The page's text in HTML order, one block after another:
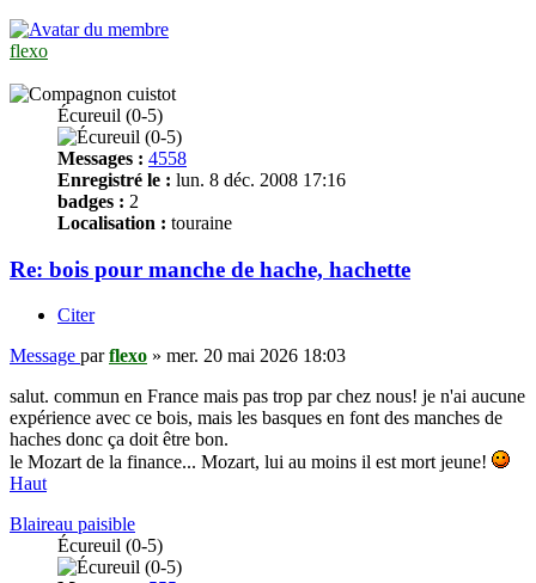
flexo
Écureuil (0-5)
Messages : 4558
Enregistré le : lun. 8 déc. 2008 17:16
badges : 2
Localisation : touraine
Re: bois pour manche de hache, hachette
Citer
Message parflexo » mer. 20 mai 2026 18:03
salut. commun en France mais pas trop par chez nous! je n'ai aucune
expérience avec ce bois, mais les basques en font des manches de
haches donc ça doit être bon.
le Mozart de la finance... Mozart, lui au moins il est mort jeune!
Haut
Blaireau paisible
Écureuil (0-5)